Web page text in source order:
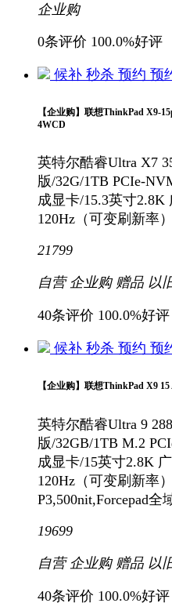
企业购
0条评价 100.0%好评
候补 秒杀 预约 预
【企业购】联想ThinkPad X9-
4WCD
英特尔酷睿Ultra X7
版/32G/1TB PCIe-
成显卡/15.3英寸2.8K
120Hz（可变刷新率
21799
自营 企业购 赠品 以
40条评价 100.0%好评
候补 秒杀 预约 预
【企业购】联想ThinkPad X9
英特尔酷睿Ultra 9
版/32GB/1TB M.2
成显卡/15英寸2.8K
120Hz（可变刷新率
P3,500nit,Forcepad
19699
自营 企业购 赠品 以
40条评价 100.0%好评